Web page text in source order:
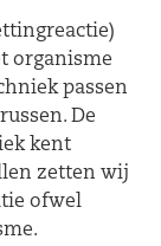
organisme
passen
De
kent
zetten wij
ofwel